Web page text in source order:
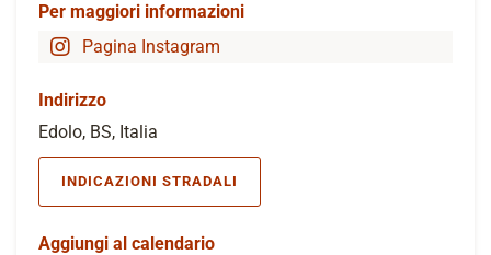
Per maggiori informazioni
Pagina Instagram
Indirizzo
Edolo, BS, Italia
INDICAZIONI STRADALI
Aggiungi al calendario